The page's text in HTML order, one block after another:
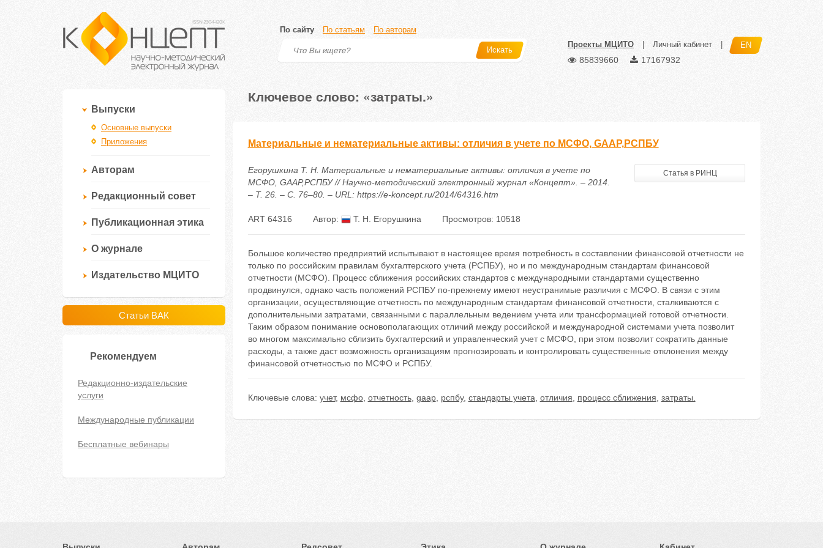
По сайту По статьям По авторам
Искать
Проекты МЦИТО Личный кабинет EN
85839660 17167932
Выпуски
Основные выпуски
Приложения
Авторам
Редакционный совет
Публикационная этика
О журнале
Издательство МЦИТО
Статьи ВАК
Рекомендуем
Редакционно-издательские
услуги
Международные публикации
Бесплатные вебинары
Ключевое слово: «затраты.»
Материальные и нематериальные активы: отличия в учете по МСФО, GAAP,РСПБУ
Егорушкина Т. Н. Материальные и нематериальные активы: отличия в учете по
МСФО, GAAP,РСПБУ // Научно-методический электронный журнал «Концепт». – 2014.
– Т. 26. – С. 76–80. – URL: https://e-koncept.ru/2014/64316.htm
Статья в РИНЦ
ART 64316 Автор: Т. Н. Егорушкина Просмотров: 10518
Большое количество предприятий испытывают в настоящее время потребность в составлении финансовой отчетности не
только по российским правилам бухгалтерского учета (РСПБУ), но и по международным стандартам финансовой
отчетности (МСФО). Процесс сближения российских стандартов с международными стандартами существенно
продвинулся, однако часть положений РСПБУ по-прежнему имеют неустранимые различия с МСФО. В связи с этим
организации, осуществляющие отчетность по международным стандартам финансовой отчетности, сталкиваются с
дополнительными затратами, связанными с параллельным ведением учета или трансформацией готовой отчетности.
Таким образом понимание основополагающих отличий между российской и международной системами учета позволит
во многом максимально сблизить бухгалтерский и управленческий учет с МСФО, при этом позволит сократить данные
расходы, а также даст возможность организациям прогнозировать и контролировать существенные отклонения между
финансовой отчетностью по МСФО и РСПБУ.
Ключевые слова: учет, мсфо, отчетность, gaap, рспбу, стандарты учета отличия процесс сближения затраты.